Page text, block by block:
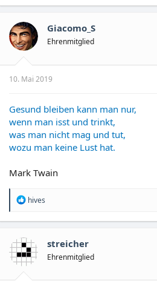
t
i
o
n
:
Giacomo_S
Ehrenmitglied
10. Mai 2019
Gesund bleiben kann man nur,
wenn man isst und trinkt,
was man nicht mag und tut,
wozu man keine Lust hat.
Mark Twain
R
i
o
n
hives
streicher
Ehrenmitglied